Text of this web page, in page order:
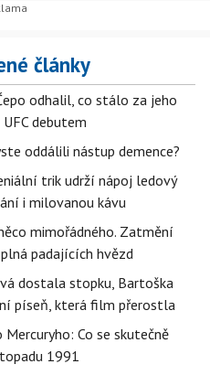
články
odhalil, co stálo za jeho
debutem
oddálili nástup demence?
trik udrží nápoj ledový
i milovanou kávu
mimořádného. Zatmění
padajících hvězd
dostala stopku, Bartoška
píseň, která film přerostla
Co se skutečně
1991